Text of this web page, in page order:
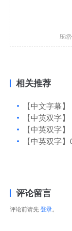
压
相关推荐
【中文字幕
【中英双字】【
【中英双字】【
【中英双字
评论留言
评论前请先 登录。